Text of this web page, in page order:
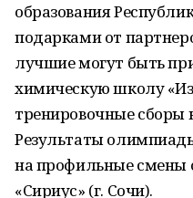
образования
подарками от
лучшие могут быть
химическую школу
тренировочные
Результаты
на профильные смены
«Сириус» (г. Сочи).